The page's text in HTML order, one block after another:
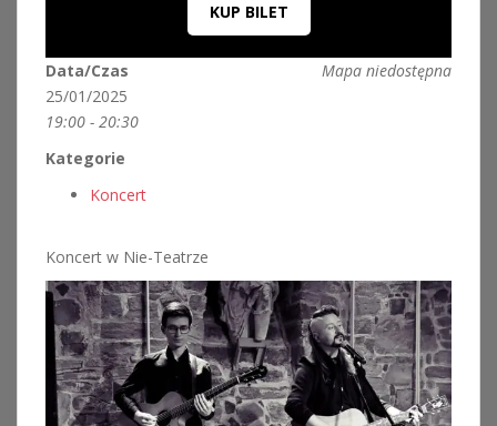
KUP BILET
Mapa niedostępna
Data/Czas
25/01/2025
19:00 - 20:30
Kategorie
Koncert
Koncert w Nie-Teatrze